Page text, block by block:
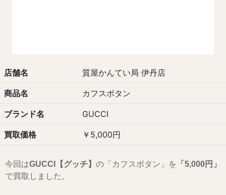
店舗名 質屋かんてい局 伊丹店
商品名 カフスボタン
ブランド名 GUCCI
買取価格 ￥5,000円
今回はGUCCI【グッチ】 の「カフスボタン」を 「5,000円」
で買取しました。